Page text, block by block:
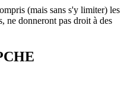
(mais sans s'y limiter) les
ne donneront pas droit à des